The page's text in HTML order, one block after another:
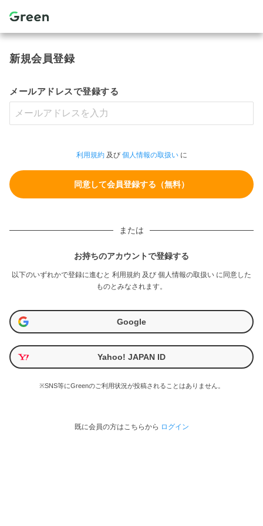
新規会員登録
メールアドレスで登録する
利用規約及び 個人情報の取扱いに
または
お持ちのアカウントで登録する
以下のいずれかで登録に進むと 利用規約 及び 個人情報の取扱い に同意した
ものとみなされます。
Google
Yahoo! JAPAN ID
※SNS等にGreenのご利用状況が投稿されることはありません。
既に会員の方はこちらから ログイン